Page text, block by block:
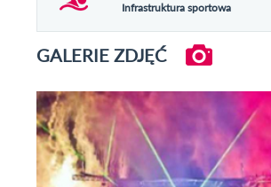
Infrastruktura sportowa
GALERIE ZDJĘĆ